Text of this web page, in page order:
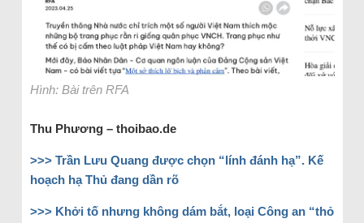
Hình: Bài trên RFA
Thu Phương – thoibao.de
>>> Trần Lưu Quang được chọn “lính đánh hạ”. Kế
hoạch hạ Thủ đang dần rõ
>>> Khởi tố nhưng không dám bắt, loại Công an “thỏ